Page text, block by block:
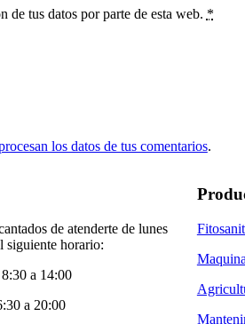
de tus datos por parte de esta web. *
los datos de tus comentarios.
de atenderte de lunes
siguiente horario:
a 14:00
a 20:00